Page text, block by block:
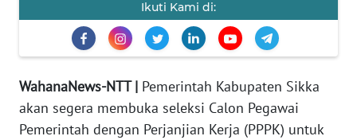
Ikuti Kami di:
WahanaNews-NTT | Pemerintah Kabupaten Sikka
akan segera membuka seleksi Calon Pegawai
Pemerintah dengan Perjanjian Kerja (PPPK) untuk
TENTANG
KAMI